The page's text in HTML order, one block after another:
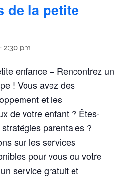
de la petite
- 2:30 pm
enfance – Rencontrez un
! Vous avez des
et les
de votre enfant ? Êtes-
parentales ?
sur les services
pour vous ou votre
service gratuit et